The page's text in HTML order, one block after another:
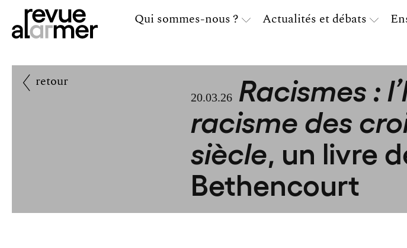
Qui sommes-nous ? Actualités et débats
20.03.26 Racismes :
racisme des
siècle, un livre
Bethencourt
retour